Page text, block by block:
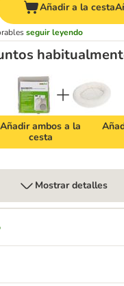
Añadir a la cesta
seguir leyendo
Añadir ambos a la
cesta
Mostrar detalles